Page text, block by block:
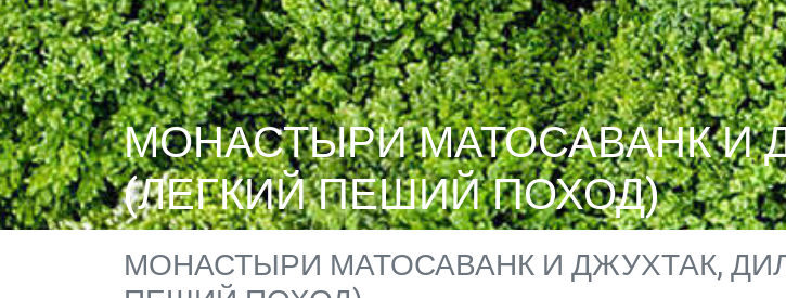
МОНАСТЫРИ МАТОСАВАНК И
(ЛЕГКИЙ ПЕШИЙ ПОХОД)
МОНАСТЫРИ МАТОСАВАНК И ДЖУХТАК,